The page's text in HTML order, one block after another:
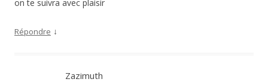
on te suivra avec plaisir
Répondre ↓
Zazimuth